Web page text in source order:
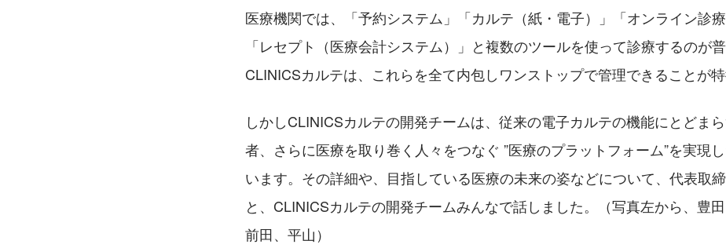
医療機関では、「予約システム」「カルテ（紙・電子）」「オンライン診療
「レセプト（医療会計システム）」と複数のツールを使って診療するのが普
CLINICSカルテは、これらを全て内包しワンストップで管理できることが特
しかしCLINICSカルテの開発チームは、従来の電子カルテの機能にとどま
者、さらに医療を取り巻く人々をつなぐ ”医療のプラットフォーム”を実現
います。その詳細や、目指している医療の未来の姿などについて、代表取
と、CLINICSカルテの開発チームみんなで話しました。（写真左から、豊田
前田、平山）